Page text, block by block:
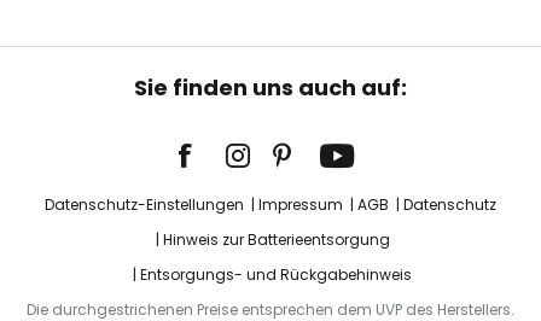
Sie finden uns auch auf:
Datenschutz-Einstellungen Impressum AGB
Datenschutz
Hinweis zur Batterieentsorgung
Entsorgungs- und Rückgabehinweis
Die durchgestrichenen Preise entsprechen dem UVP des Herstellers.